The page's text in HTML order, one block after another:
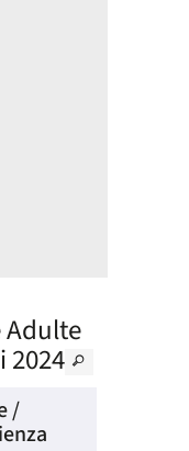
2024
/